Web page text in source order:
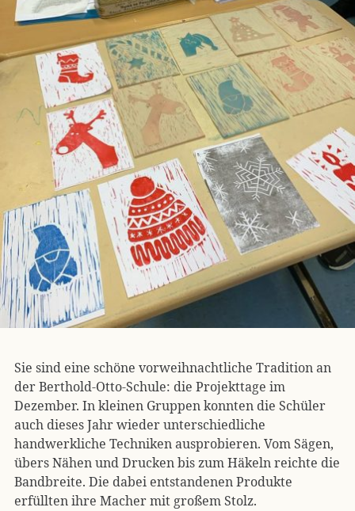
Sie sind eine schöne vorweihnachtliche Tradition an
der Berthold-Otto-Schule: die Projekttage im
Dezember. In kleinen Gruppen konnten die Schüler
auch dieses Jahr wieder unterschiedliche
handwerkliche Techniken ausprobieren. Vom Sägen,
übers Nähen und Drucken bis zum Häkeln reichte die
Bandbreite. Die dabei entstandenen Produkte
erfüllten ihre Macher mit großem Stolz.